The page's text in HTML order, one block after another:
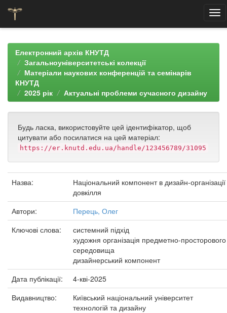
navigationЕлектронний архів КНУТД
Загальноуніверситетські колекції
Матеріали наукових конференцій та семінарів
КНУТД
2025 рік
Актуальні проблеми сучасного дизайну
Будь ласка, використовуйте цей ідентифікатор, щоб
цитувати або посилатися на цей матеріал:
https://er.knutd.edu.ua/handle/123456789/31095
Назва:
Національний компонент в дизайн-організації
довкілля
Автори:
Перець, Олег
Ключові слова:
системний підхід
художня організація предметно-просторового
середовища
дизайнерський компонент
Дата публікації:
4-кві-2025
Видавництво:
Київський національний університет
технологій та дизайну